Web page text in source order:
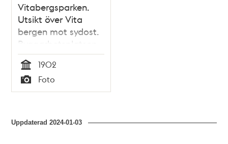
Vitabergsparken.
Utsikt över Vita
bergen mot sydost.
Byggarbetsplatsen
är blivande Sofia
kyrka. I bakgrunden
Hammarby sjö. I
förgrunden
Mejtens gränd.
Tid
1902
Typ
Foto
Uppdaterad2024-01-03